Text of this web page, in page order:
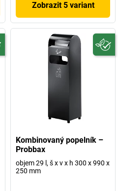
Zobrazit 5 variant
Kombinovaný popelník –
Probbax
objem 29 l, š x v x h 300 x 990 x
250 mm